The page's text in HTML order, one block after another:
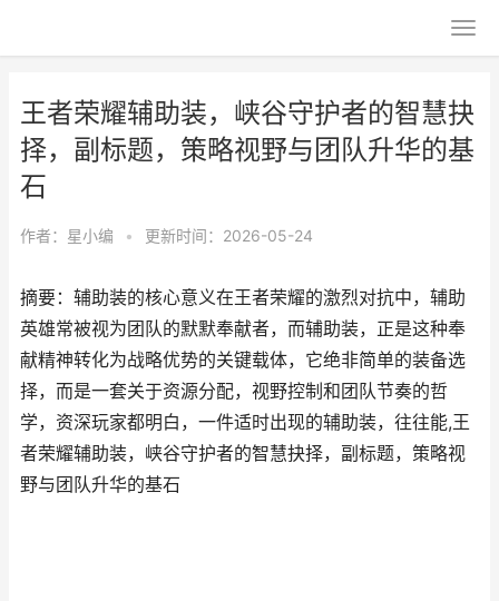
王者荣耀辅助装，峡谷守护者的智慧抉
择，副标题，策略视野与团队升华的基
石
作者： 星小编 • 更新时间：2026-05-24
摘要：辅助装的核心意义在王者荣耀的激烈对抗中，辅助
英雄常被视为团队的默默奉献者，而辅助装，正是这种奉
献精神转化为战略优势的关键载体，它绝非简单的装备选
择，而是一套关于资源分配，视野控制和团队节奏的哲
学，资深玩家都明白，一件适时出现的辅助装，往往能,王
者荣耀辅助装，峡谷守护者的智慧抉择，副标题，策略视
野与团队升华的基石